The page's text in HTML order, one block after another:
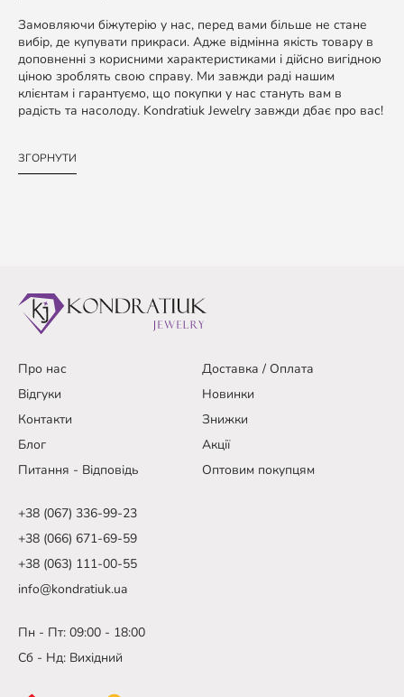
Замовляючи біжутерію у нас, перед вами більше не стане
вибір, де купувати прикраси. Адже відмінна якість товару в
доповненні з корисними характеристиками і дійсно вигідною
ціною зроблять свою справу. Ми завжди раді нашим
клієнтам і гарантуємо, що покупки у нас стануть вам в
радість та насолоду. Kondratiuk Jewelry завжди дбає про вас!
ЗГОРНУТИ
Про нас
Доставка / Оплата
Відгуки
Новинки
Контакти
Знижки
Блог
Акції
Питання - Відповідь
Оптовим покупцям
+38 (067) 336-99-23
+38 (066) 671-69-59
+38 (063) 111-00-55
info@kondratiuk.ua
Пн - Пт: 09:00 - 18:00
Сб - Нд: Вихідний